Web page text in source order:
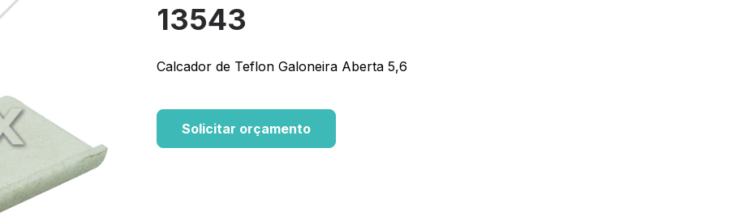
13543
Calcador de Teflon Galoneira Aberta 5,6
Solicitar orçamento